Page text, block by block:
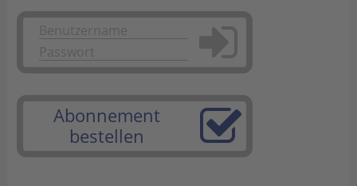
Anmelden
Abonnement
bestellen